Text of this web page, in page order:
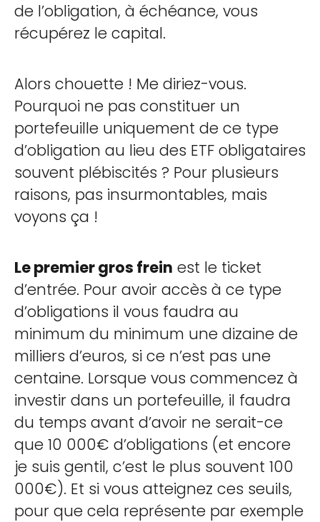
de l’obligation, à échéance, vous
récupérez le capital.
Alors chouette ! Me diriez-vous.
Pourquoi ne pas constituer un
portefeuille uniquement de ce type
d’obligation au lieu des ETF obligataires
souvent plébiscités ? Pour plusieurs
raisons, pas insurmontables, mais
voyons ça !
Le premier gros frein est le ticket
d’entrée. Pour avoir accès à ce type
d’obligations il vous faudra au
minimum du minimum une dizaine de
milliers d’euros, si ce n’est pas une
centaine. Lorsque vous commencez à
investir dans un portefeuille, il faudra
du temps avant d’avoir ne serait-ce
que 10 000€ d’obligations (et encore
je suis gentil, c’est le plus souvent 100
000€). Et si vous atteignez ces seuils,
pour que cela représente par exemple